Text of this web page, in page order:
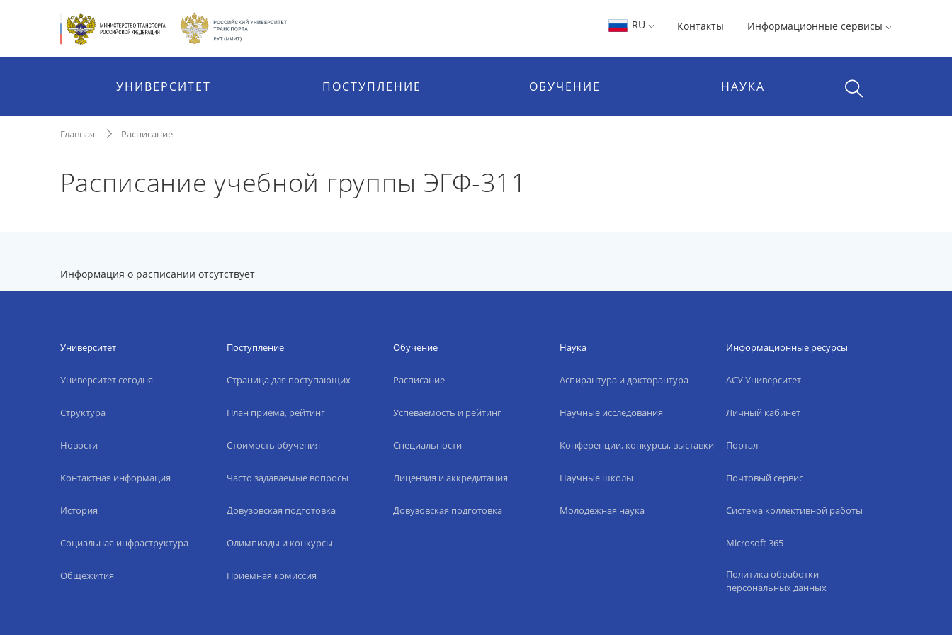
RU Контакты Информационные сервисы
УНИВЕРСИТЕТ ПОСТУПЛЕНИЕ ОБУЧЕНИЕ НАУКА
Главная Расписание
Расписание учебной группы ЭГФ-311
Информация о расписании отсутствует
Университет
Университет сегодня
Структура
Новости
Контактная информация
История
Социальная инфраструктура
Общежития
Поступление
Страница для поступающих
План приёма, рейтинг
Стоимость обучения
Часто задаваемые вопросы
Довузовская подготовка
Олимпиады и конкурсы
Приёмная комиссия
Обучение
Расписание
Успеваемость и рейтинг
Специальности
Лицензия и аккредитация
Довузовская подготовка
Наука
Аспирантура и докторантура
Научные исследования
Конференции, конкурсы, выставки
Научные школы
Молодежная наука
Информационные ресурсы
АСУ Университет
Личный кабинет
Портал
Почтовый сервис
Система коллективной работы
Microsoft 365
Политика обработки
персональных данных